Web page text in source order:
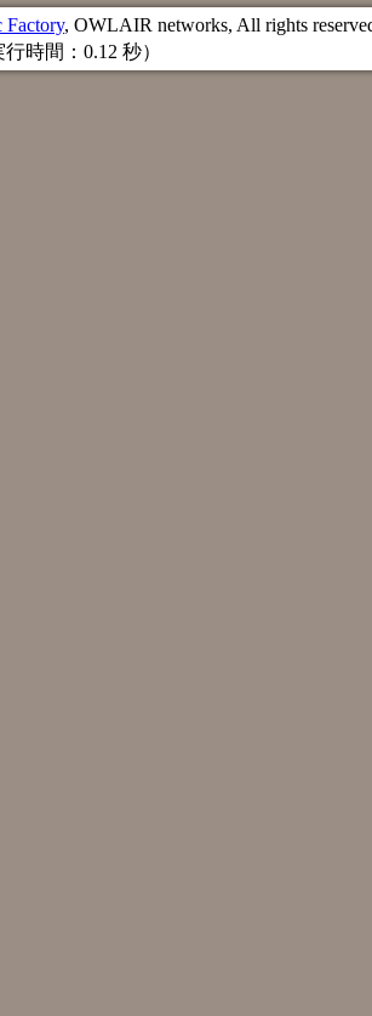
Factory, OWLAIR networks, All rights
行時間：0.12 秒）